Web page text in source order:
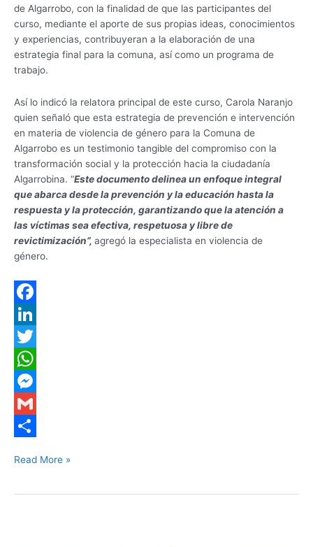
de Algarrobo, con la finalidad de que las participantes del
curso, mediante el aporte de sus propias ideas, conocimientos
y experiencias, contribuyeran a la elaboración de una
estrategia final para la comuna, así como un programa de
trabajo.
Así lo indicó la relatora principal de este curso, Carola Naranjo
quien señaló que esta estrategia de prevención e intervención
en materia de violencia de género para la Comuna de
Algarrobo es un testimonio tangible del compromiso con la
transformación social y la protección hacia la ciudadanía
Algarrobina. “Este documento delinea un enfoque integral
que abarca desde la prevención y la educación hasta la
respuesta y la protección, garantizando que la atención a
las víctimas sea efectiva, respetuosa y libre de
revictimización”, agregó la especialista en violencia de
género.
F
a
c
e
b
o
L
n
k
e
n
T
w
r
W
h
a
A
M
e
e
G
ia
Read More »